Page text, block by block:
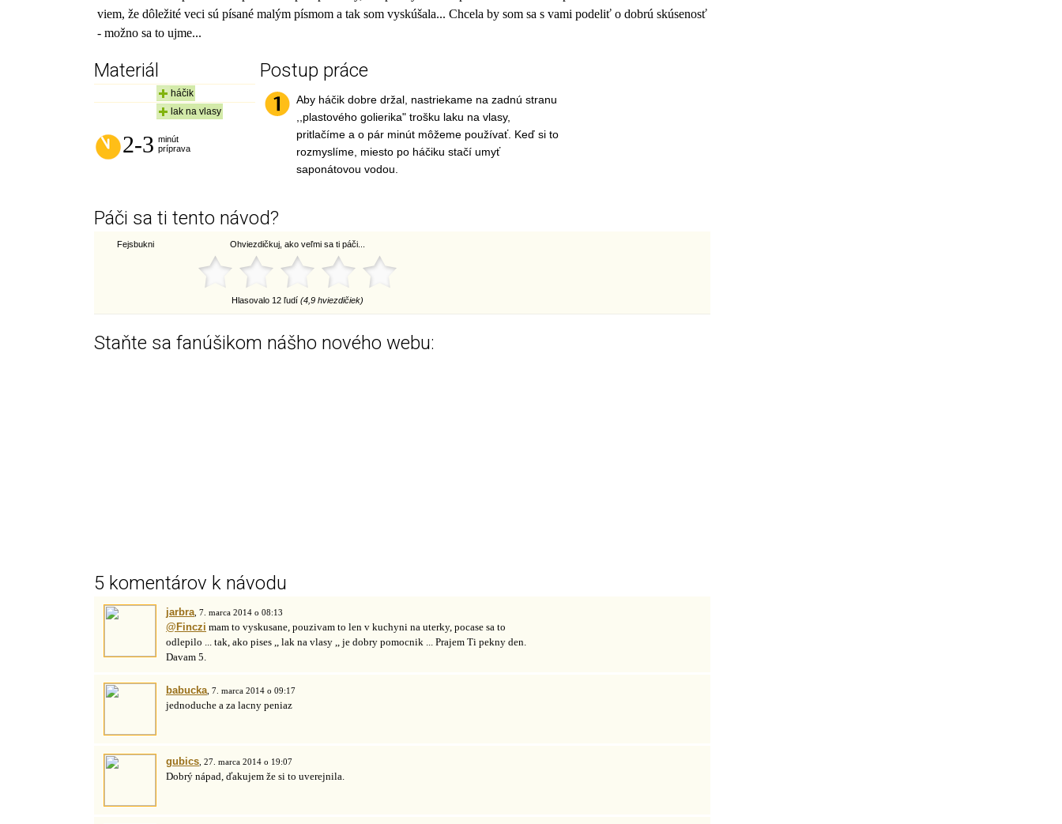
viem, že dôležité veci sú písané malým písmom a tak som vyskúšala... Chcela by som sa s vami podeliť o dobrú skúsenosť
- možno sa to ujme...
Materiál
háčik
lak na vlasy
2-3 minút
príprava
Postup práce
Aby háčik dobre držal, nastriekame na zadnú stranu
,,plastového golierika" trošku laku na vlasy,
pritlačíme a o pár minút môžeme používať. Keď si to
rozmyslíme, miesto po háčiku stačí umyť
saponátovou vodou.
Páči sa ti tento návod?
Fejsbukni Ohviezdičkuj, ako veľmi sa ti páči...
Hlasovalo 12 ľudí (4,9 hviezdičiek)
Staňte sa fanúšikom nášho nového webu:
5 komentárov k návodu
jarbra , 7. marca 2014 o 08:13
@Finczi mam to vyskusane, pouzivam to len v kuchyni na uterky, pocase sa to
odlepilo ... tak, ako pises ,, lak na vlasy ,, je dobry pomocnik ... Prajem Ti pekny den.
Davam 5.
babucka , 7. marca 2014 o 09:17
jednoduche a za lacny peniaz
gubics , 27. marca 2014 o 19:07
Dobrý nápad, ďakujem že si to uverejnila.